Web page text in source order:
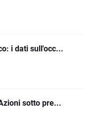
i dati sull'occ...
sotto pre...